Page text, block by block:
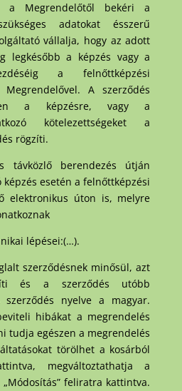
a Megrendelőtől bekéri a
adatokat ésszerű
vállalja, hogy az adott
legkésőbb a képzés vagy a
a felnőttképzési
A szerződés
a képzésre, vagy a
kötelezettségeket a
rögzíti.
távközlő berendezés útján
esetén a felnőttképzési
elektronikus úton is, melyre
lépései:(…).
szerződésnek minősül, azt
és a szerződés utóbb
nyelve a magyar.
hibákat a megrendelés
tudja egészen a megrendelés
törölhet a kosárból
megváltoztathatja a
feliratra kattintva.